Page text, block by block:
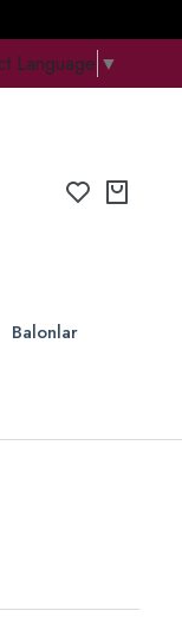
Language ▼
Balonlar